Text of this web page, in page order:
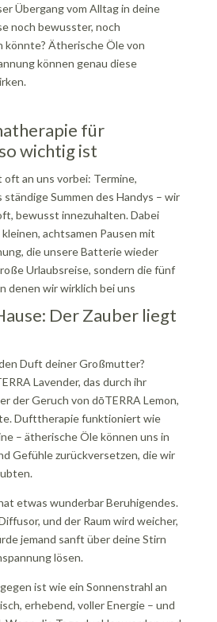
Übergang vom Alltag in deine
noch bewusster, noch
Ätherische Öle von
können genau diese
für
wichtig ist
an uns vorbei: Termine,
Summen des Handys – wir
bewusst innezuhalten. Dabei
achtsamen Pausen mit
die unsere Batterie wieder
Urlaubsreise, sondern die fünf
denen wir wirklich bei uns
Der Zauber liegt
Duft deiner Großmutter?
Lavender, das durch ihr
der Geruch von dōTERRA Lemon,
Dufttherapie funktioniert wie
– ätherische Öle können uns in
Gefühle zurückversetzen, die wir
etwas wunderbar Beruhigendes.
und der Raum wird weicher,
jemand sanft über deine Stirn
lösen.
ist wie ein Sonnenstrahl an
erhebend, voller Energie – und